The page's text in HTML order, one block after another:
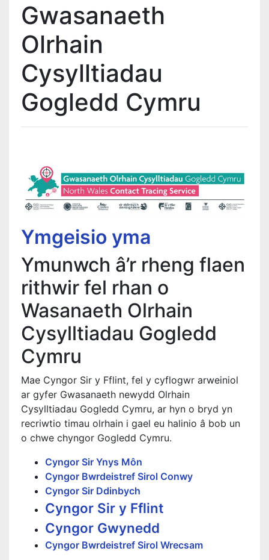
Gwasanaeth
Olrhain
Cysylltiadau
Gogledd Cymru
Ymgeisio yma
Ymunwch â’r rheng flaen
rithwir fel rhan o
Wasanaeth Olrhain
Cysylltiadau Gogledd
Cymru
Mae Cyngor Sir y Fflint, fel y cyflogwr arweiniol
ar gyfer Gwasanaeth newydd Olrhain
Cysylltiadau Gogledd Cymru, ar hyn o bryd yn
recriwtio timau olrhain i gael eu halinio â bob un
o chwe chyngor Gogledd Cymru.
Cyngor Sir Ynys Môn
Cyngor Bwrdeistref Sirol Conwy
Cyngor Sir Ddinbych
Cyngor Sir y Fflint
Cyngor Gwynedd
Cyngor Bwrdeistref Sirol Wrecsam